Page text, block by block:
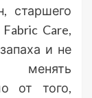
старшего
Care,
и не
менять
от того,